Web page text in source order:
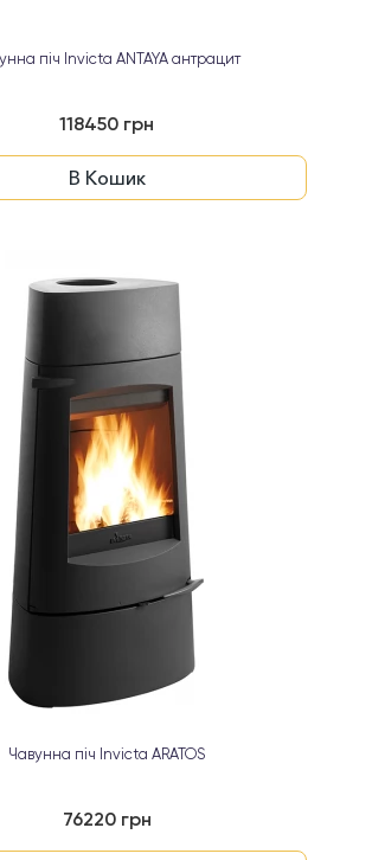
піч Invicta ANTAYA антрацит
118450 грн
В Кошик
Чавунна піч Invicta ARATOS
76220 грн